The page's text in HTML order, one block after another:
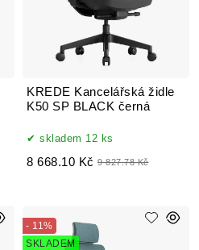
KREDE Kancelářská židle
K50 SP BLACK černá
skladem 12 ks
8 668.10 Kč 9 827.78 Kč
- 11%
SKLADEM